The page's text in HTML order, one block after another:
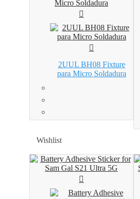
2UUL BH08 Fixture
para Micro Soldadura
Wishlist